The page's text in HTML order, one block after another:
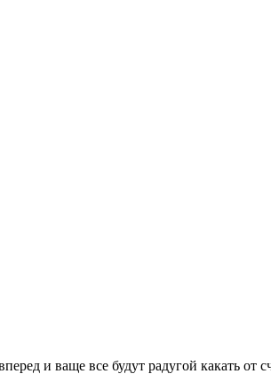
и ваще все будут радугой какать от